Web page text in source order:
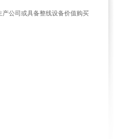
公司或具备整线设备价值购买